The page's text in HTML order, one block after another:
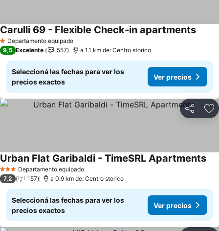
1 Estrellas
Departamento equipado
Carulli 69 - Flexible Check-in apartments
9,5 Excelente 557 a 1.1 km de: Centro storico
Seleccioná las fechas para ver los
precios exactos
Ver precios
Compartir
3 EstrellasDepartamento equipado
Urban Flat Garibaldi - TimeSRL Apartments
7,2 157 a 0.9 km de: Centro storico
Seleccioná las fechas para ver los
precios exactos
Ver precios